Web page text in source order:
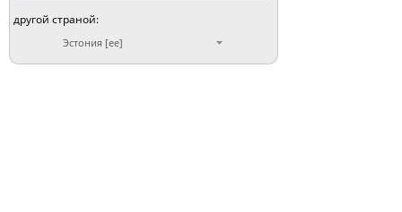
другой страной:
Эстония [ee]